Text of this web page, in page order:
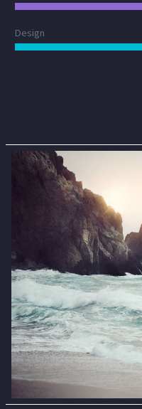
Design